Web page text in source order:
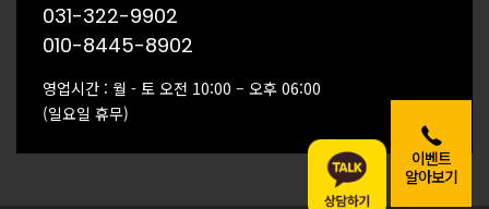
이벤트
알아보기
031-322-9902
010-8445-8902
영업시간 : 월 - 토 오전 10:00 – 오후 06:00
(일요일 휴무)